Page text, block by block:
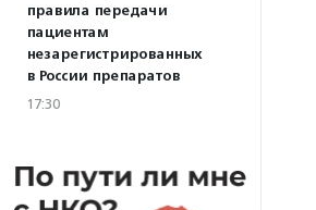
правила передачи
пациентам
незарегистрированных
в России препаратов
17:30